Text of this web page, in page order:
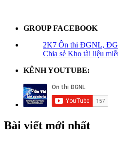
GROUP FACEBOOK
2K7 Ôn thi ĐGNL,
Chia sẻ Kho tài liệu
KÊNH YOUTUBE:
Bài viết mới nhất